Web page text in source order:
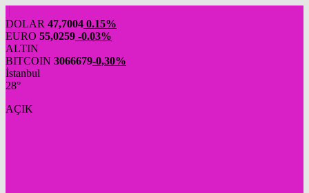
DOLAR 47,7004 0.15%
EURO 55,0259 -0.03%
ALTIN
BITCOIN 3066679-0,30%
İstanbul
28°
AÇIK